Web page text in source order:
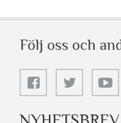
Följ oss och